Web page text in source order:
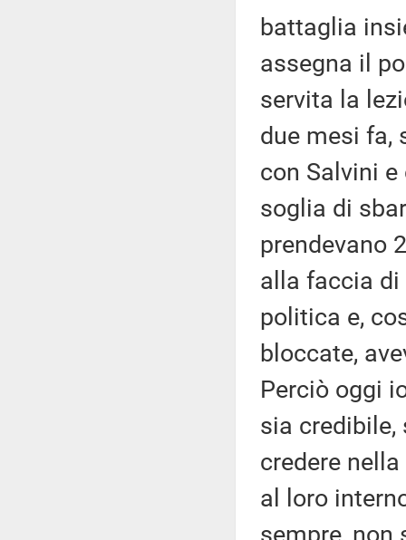
battaglia
assegna il
servita la
due mesi fa,
con Salvini
soglia di
prendevano
alla faccia di
politica e,
bloccate,
Perciò oggi
sia
credere
al loro